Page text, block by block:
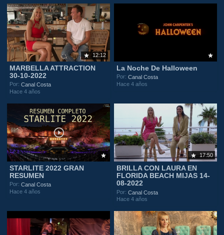
12:12
MARBELLA ATTRACTION
30-10-2022
Por:Canal Costa
Hace 4 años
La Noche De Halloween
Por:Canal Costa
Hace 4 años
STARLITE 2022 GRAN
RESUMEN
Por:Canal Costa
Hace 4 años
17:50
BRILLA CON LAURA EN
FLORIDA BEACH MIJAS 14-
08-2022
Por:Canal Costa
Hace 4 años